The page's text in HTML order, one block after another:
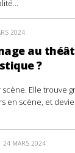
2024
au
?
Elle trouve
en scène, et
24 MARS 2024